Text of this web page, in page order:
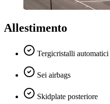
Allestimento
Tergicristalli automatici
Sei airbags
Skidplate posteriore